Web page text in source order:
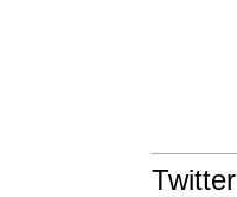
Twitter